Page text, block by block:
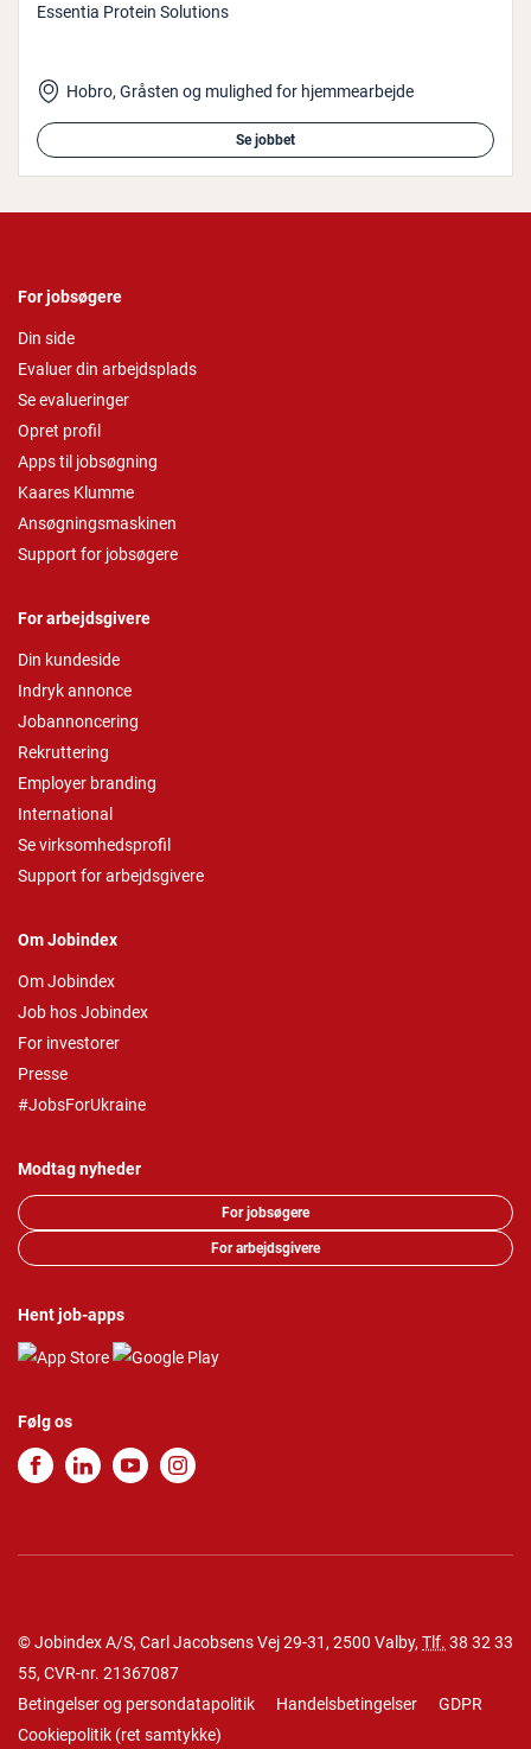
Essentia Protein Solutions
Hobro, Gråsten og mulighed for hjemmearbejde
Se jobbet
For jobsøgere
Din side
Evaluer din arbejdsplads
Se evalueringer
Opret profil
Apps til jobsøgning
Kaares Klumme
Ansøgningsmaskinen
Support for jobsøgere
For arbejdsgivere
Din kundeside
Indryk annonce
Jobannoncering
Rekruttering
Employer branding
International
Se virksomhedsprofil
Support for arbejdsgivere
Om Jobindex
Om Jobindex
Job hos Jobindex
For investorer
Presse
#JobsForUkraine
Modtag nyheder
For jobsøgere
For arbejdsgivere
Hent job-apps
Følg os
© Jobindex A/S, Carl Jacobsens Vej 29-31, 2500 Valby, Tlf. 38 32 33
55, CVR-nr. 21367087
Betingelser og persondatapolitik
Handelsbetingelser
GDPR
Cookiepolitik (ret samtykke)